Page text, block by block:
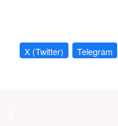
X (Twitter) Telegram